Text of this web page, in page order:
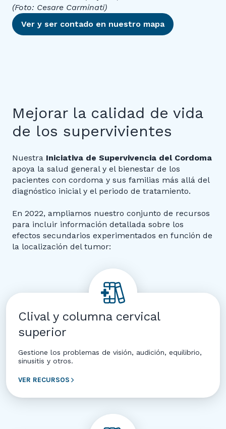
(Foto: Cesare Carminati)
Ver y ser contado en nuestro mapa
Mejorar la calidad de vida
de los supervivientes
Nuestra Iniciativa de Supervivencia del Cordoma
apoya la salud general y el bienestar de los
pacientes con cordoma y sus familias más allá del
diagnóstico inicial y el periodo de tratamiento.
En 2022, ampliamos nuestro conjunto de recursos
para incluir información detallada sobre los
efectos secundarios experimentados en función de
la localización del tumor:
Clival y columna cervical
superior
Gestione los problemas de visión, audición, equilibrio,
sinusitis y otros.
VER RECURSOS